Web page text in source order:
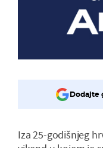
Dodajte
Iza 25-godišnjeg